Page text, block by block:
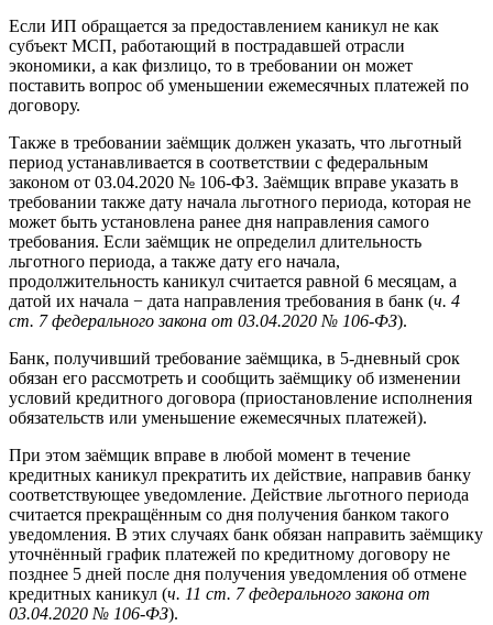
Если ИП обращается за предоставлением каникул не как
субъект МСП, работающий в пострадавшей отрасли
экономики, а как физлицо, то в требовании он может
поставить вопрос об уменьшении ежемесячных платежей по
договору.
Также в требовании заёмщик должен указать, что льготный
период устанавливается в соответствии с федеральным
законом от 03.04.2020 № 106-ФЗ. Заёмщик вправе указать в
требовании также дату начала льготного периода, которая не
может быть установлена ранее дня направления самого
требования. Если заёмщик не определил длительность
льготного периода, а также дату его начала,
продолжительность каникул считается равной 6 месяцам, а
датой их начала − дата направления требования в банк (ч. 4
ст. 7 федерального закона от 03.04.2020 № 106-ФЗ).
Банк, получивший требование заёмщика, в 5-дневный срок
обязан его рассмотреть и сообщить заёмщику об изменении
условий кредитного договора (приостановление исполнения
обязательств или уменьшение ежемесячных платежей).
При этом заёмщик вправе в любой момент в течение
кредитных каникул прекратить их действие, направив банку
соответствующее уведомление. Действие льготного периода
считается прекращённым со дня получения банком такого
уведомления. В этих случаях банк обязан направить заёмщику
уточнённый график платежей по кредитному договору не
позднее 5 дней после дня получения уведомления об отмене
кредитных каникул (ч. 11 ст. 7 федерального закона от
03.04.2020 № 106-ФЗ).